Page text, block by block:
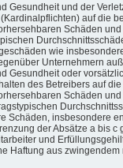
Gesundheit und der
auf die
Schäden
wie
Unternehmern
Gesundheit oder
des Betreibers auf
Schäden
Schäden, insbesondere
der Absätze a bis c
und
Haftung aus